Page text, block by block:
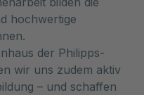
hochwertige
der Philipps-
wir uns zudem aktiv
– und schaffen